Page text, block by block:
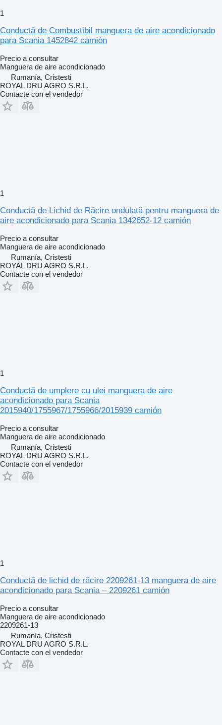
1
Conductă de Combustibil manguera de aire acondicionado
para Scania 1452842 camión
Precio a consultar
Manguera de aire acondicionado
Rumanía, Cristesti
ROYAL DRU AGRO S.R.L.
Contacte con el vendedor
1
Conductă de Lichid de Răcire ondulată pentru manguera de
aire acondicionado para Scania 1342652-12 camión
Precio a consultar
Manguera de aire acondicionado
Rumanía, Cristesti
ROYAL DRU AGRO S.R.L.
Contacte con el vendedor
1
Conductă de umplere cu ulei manguera de aire
acondicionado para Scania
2015940/1755967/1755966/2015939 camión
Precio a consultar
Manguera de aire acondicionado
Rumanía, Cristesti
ROYAL DRU AGRO S.R.L.
Contacte con el vendedor
1
Conductă de lichid de răcire 2209261-13 manguera de aire
acondicionado para Scania – 2209261 camión
Precio a consultar
Manguera de aire acondicionado
2209261-13
Rumanía, Cristesti
ROYAL DRU AGRO S.R.L.
Contacte con el vendedor